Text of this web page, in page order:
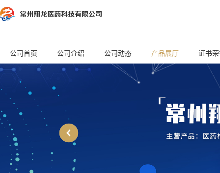
公司首页 公司介绍 公司动态 产品展厅 证书